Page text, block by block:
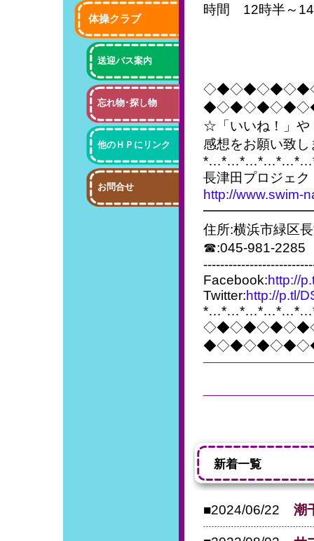
時間 12時半～
☆「いいね！」や
感想をお願い致
長津田プロジェク
http://www.swim-
住所:横浜市緑区
☎:045-981-2285
Facebook:http://
Twitter:http://p.tl/
新着一覧
■2024/06/22 潮
体操クラブ
送迎バス案内
忘れ物･探し物
他のＨＰにリンク
お問合せ